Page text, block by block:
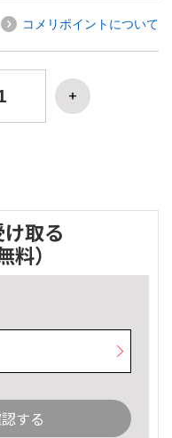
コメリポイントについて
取る
料）
する